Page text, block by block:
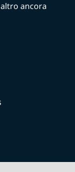
ancora